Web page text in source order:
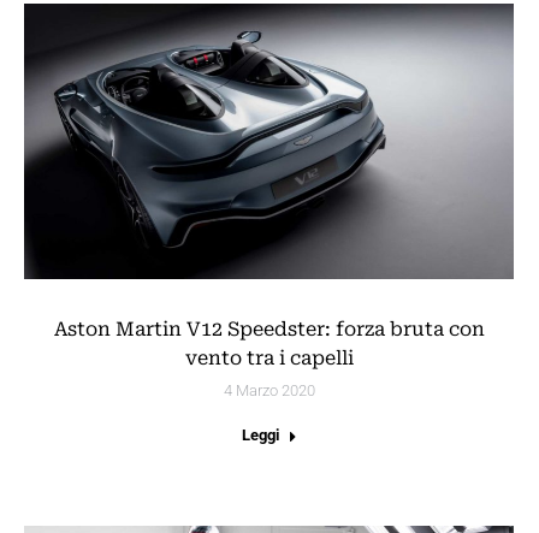
Aston Martin V12 Speedster: forza bruta con
vento tra i capelli
4 Marzo 2020
Leggi